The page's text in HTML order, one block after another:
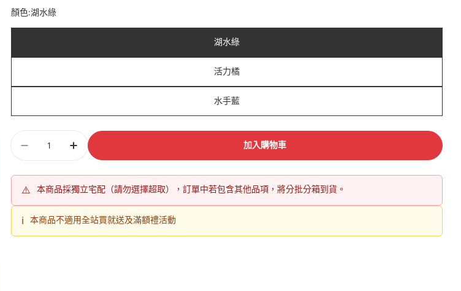
顏色:湖水綠
湖水綠
活力橘
水手藍
加入購物車
⚠️ 本商品採獨立宅配（請勿選擇超取），訂單中若包含其他品項，將分批分箱到貨。
ℹ️ 本商品不適用全站買就送及滿額禮活動